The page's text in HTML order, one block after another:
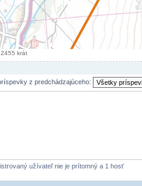
krát
z predchádzajúceho:
užívateľ nie je prítomný a 1 hosť